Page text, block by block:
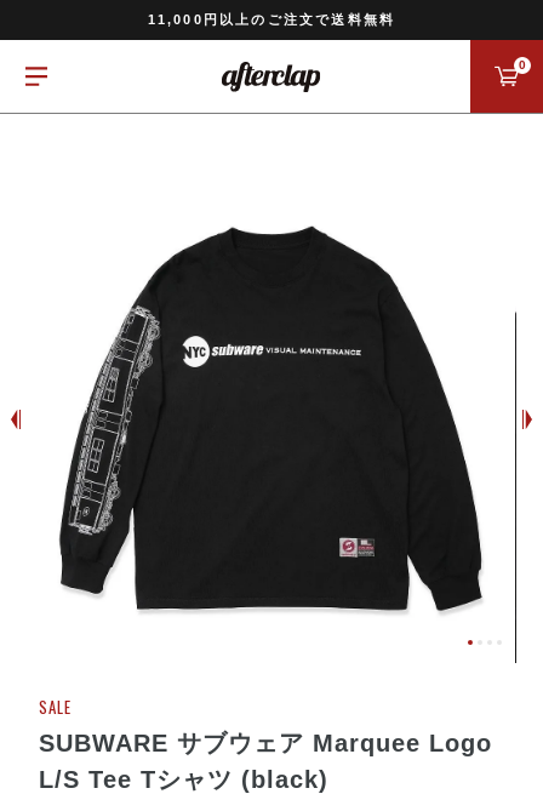
11,000円以上のご注文で送料無料
0
SALE
SUBWARE サブウェア Marquee Logo
L/S Tee Tシャツ (black)